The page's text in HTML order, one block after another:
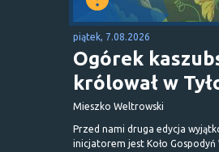
piątek, 7.08.2026
Ogórek
królował w
Mieszko Weltrowski
Przed nami druga edycja
inicjatorem jest Koło Gospodyń